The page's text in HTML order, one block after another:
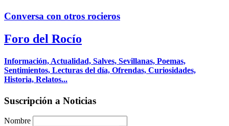
Conversa con otros rocieros
Foro del Rocío
Información, Actualidad, Salves, Sevillanas, Poemas,
Sentimientos, Lecturas del día, Ofrendas, Curiosidades,
Historia, Relatos...
Suscripción a Noticias
Nombre